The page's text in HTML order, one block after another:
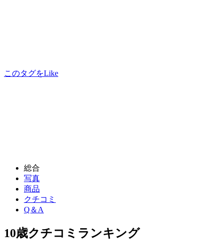
このタグをLike
総合
写真
商品
クチコミ
Q＆A
10歳クチコミランキング